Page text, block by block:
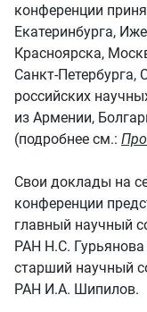
конференции
Екатеринбурга,
Красноярска,
Санкт-
российских
из Армении,
(подробнее см.:
Свои доклады на
конференции
главный научный
РАН Н.С. Гурьянова
старший научный
РАН И.А. Шипилов.